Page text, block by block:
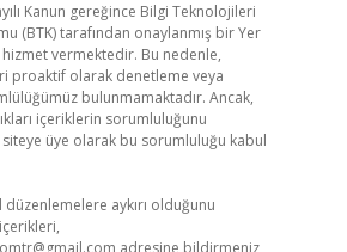
Kanun gereğince Bilgi Teknolojileri
(BTK) tarafından onaylanmış bir Yer
hizmet vermektedir. Bu nedenle,
proaktif olarak denetleme veya
bulunmamaktadır. Ancak,
içeriklerin sorumluluğunu
üye olarak bu sorumluluğu kabul
düzenlemelere aykırı olduğunu
adresine bildirmeniz